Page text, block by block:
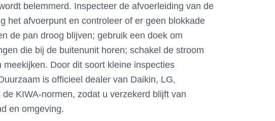
belemmerd. Inspecteer de afvoerleiding van de
het afvoerpunt en controleer of er geen blokkade
de pan droog blijven; gebruik een doek om
die bij de buitenunit horen; schakel de stroom
Door dit soort kleine inspecties
is officieel dealer van Daikin, LG,
KIWA-normen, zodat u verzekerd blijft van
en omgeving.